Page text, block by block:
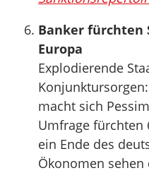
Banker fürchten
Europa
Explodierende
macht sich
Umfrage fürchten
ein Ende des
Ökonomen sehen